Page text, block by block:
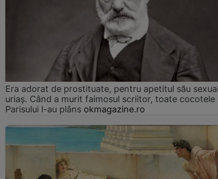
Era adorat de prostituate, pentru apetitul său
uriaș. Când a murit faimosul scriitor, toate cocotele
Parisului l-au plâns okmagazine.ro